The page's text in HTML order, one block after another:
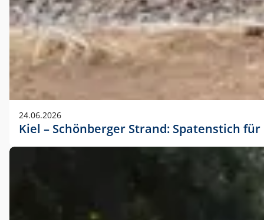
24.06.2026
Kiel – Schönberger Strand: Spatenstich